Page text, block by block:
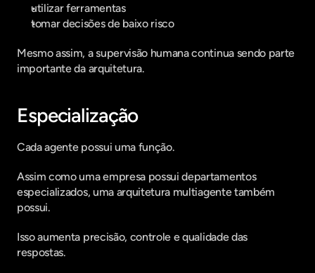
utilizar ferramentas
tomar decisões de baixo risco
Mesmo assim, a supervisão humana continua sendo parte
importante da arquitetura.
Especialização
Cada agente possui uma função.
Assim como uma empresa possui departamentos
especializados, uma arquitetura multiagente também
possui.
Isso aumenta precisão, controle e qualidade das
respostas.